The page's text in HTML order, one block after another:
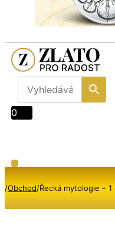
0
/Obchod/Řecká mytologie –